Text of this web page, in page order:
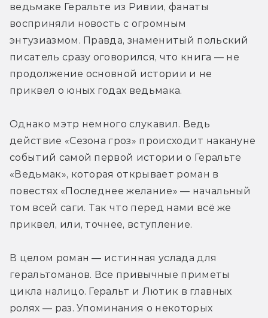
ведьмаке Геральте из Ривии, фанаты
восприняли новость с огромным
энтузиазмом. Правда, знаменитый польский
писатель сразу оговорился, что книга — не
продолжение основной истории и не
приквел о юных годах ведьмака.
Однако мэтр немного слукавил. Ведь
действие «Сезона гроз» происходит накануне
событий самой первой истории о Геральте
«Ведьмак», которая открывает роман в
повестях «Последнее желание» — начальный
том всей саги. Так что перед нами всё же
приквел, или, точнее, вступление.
В целом роман — истинная услада для
геральтоманов. Все привычные приметы
цикла налицо. Геральт и Лютик в главных
ролях — раз. Упоминания о некоторых